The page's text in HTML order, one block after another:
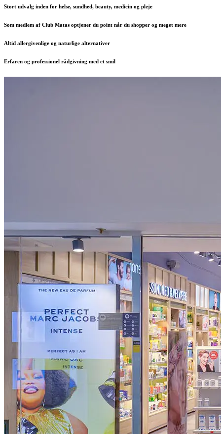
Stort udvalg inden for helse, sundhed, beauty, medicin og pleje
Som medlem af Club Matas optjener du point når du shopper og meget mere
Altid allergivenlige og naturlige alternativer
Erfaren og professionel rådgivning med et smil